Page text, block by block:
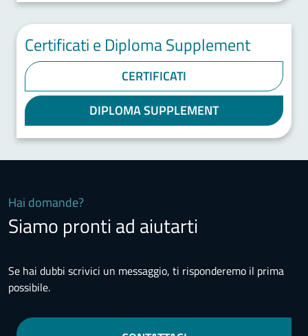
Certificati e Diploma Supplement
CERTIFICATI
DIPLOMA SUPPLEMENT
Hai domande?
Siamo pronti ad aiutarti
Se hai dubbi scrivici un messaggio, ti risponderemo il prima
possibile.